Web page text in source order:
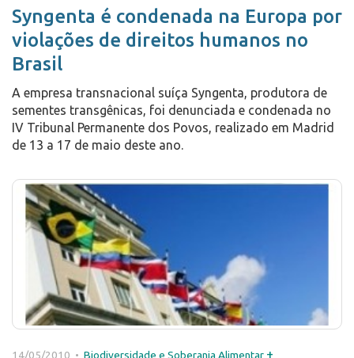
Syngenta é condenada na Europa por
violações de direitos humanos no
Brasil
A empresa transnacional suíça Syngenta, produtora de
sementes transgênicas, foi denunciada e condenada no
IV Tribunal Permanente dos Povos, realizado em Madrid
de 13 a 17 de maio deste ano.
14/05/2010 • Biodiversidade e Soberania Alimentar +